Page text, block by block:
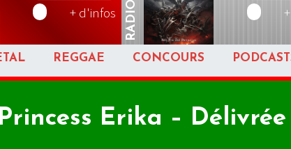
+ d'infos RADIO
REGGAE CONCOURS
Princess Erika – Délivrée